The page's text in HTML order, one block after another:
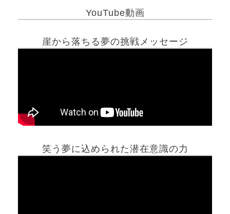
YouTube動画
崖から落ちる夢の挑戦メッセージ
笑う夢に込められた潜在意識の力